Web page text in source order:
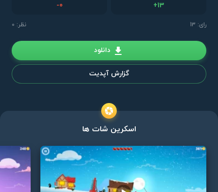
+13
-0دیس لایک
رای: 13 نظر: 0
دانلود
گزارش آپدیت
اسکرین شات ها